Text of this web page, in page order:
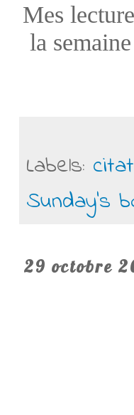
Mes
la
Labels:
Sunday's
29 octobre